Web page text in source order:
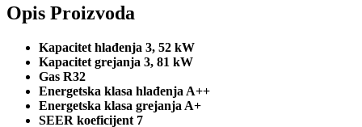
Opis Proizvoda
Kapacitet hlađenja 3, 52 kW
Kapacitet grejanja 3, 81 kW
Gas R32
Energetska klasa hlađenja A++
Energetska klasa grejanja A+
SEER koeficijent 7